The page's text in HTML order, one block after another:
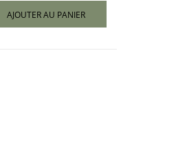
AJOUTER AU PANIER